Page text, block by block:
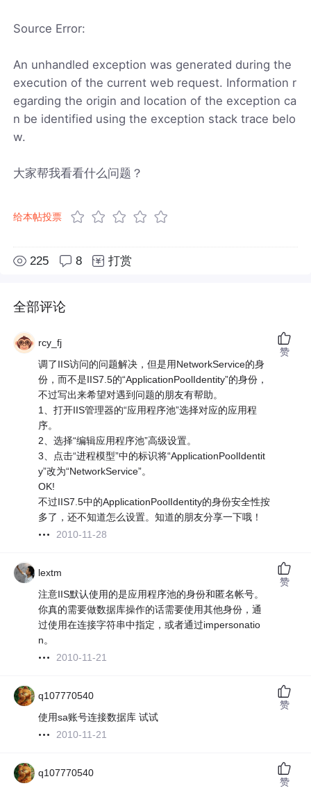
Source Error:
An unhandled exception was generated during the
execution of the current web request. Information r
egarding the origin and location of the exception ca
n be identified using the exception stack trace belo
w.
大家帮我看看什么问题？
给本帖投票
225 8 打赏
全部评论
rcy_fj
调了IIS访问的问题解决，但是用NetworkService的身
份，而不是IIS7.5的“ApplicationPoolIdentity”的身份，
不过写出来希望对遇到问题的朋友有帮助。
1、打开IIS管理器的“应用程序池”选择对应的应用程
序。
2、选择“编辑应用程序池”高级设置。
3、点击“进程模型”中的标识将“ApplicationPoolIdentit
y”改为“NetworkService”。
OK!
不过IIS7.5中的ApplicationPoolIdentity的身份安全性按
多了，还不知道怎么设置。知道的朋友分享一下哦！
2010-11-28
赞
lextm
注意IIS默认使用的是应用程序池的身份和匿名帐号。
你真的需要做数据库操作的话需要使用其他身份，通
过使用在连接字符串中指定，或者通过impersonatio
n。
2010-11-21
赞
q107770540
使用sa账号连接数据库 试试
2010-11-21
赞
q107770540
赞